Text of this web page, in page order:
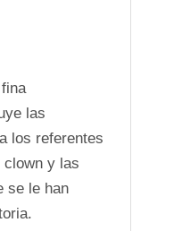
las
los referentes
clown y las
se le han